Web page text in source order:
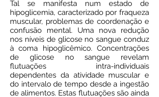
Tal se manifesta num estado de
hipoglicemia, caracterizado por fraqueza
muscular, problemas de coordenação e
confusão mental. Uma nova redução
nos níveis de glicose no sangue conduz
à coma hipoglicêmico. Concentrações
de glicose no sangue revelam
flutuações intra-individuais
dependentes da atividade muscular e
do intervalo de tempo desde a ingestão
de alimentos. Estas flutuações são ainda